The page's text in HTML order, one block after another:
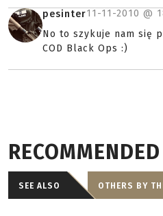
pesinter11-11-2010 @
No to szykuje nam się
COD Black Ops :)
RECOMMENDED
SEE ALSO OTHERS BY